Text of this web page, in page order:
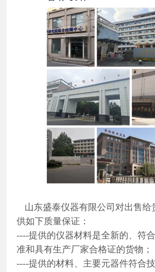
山东盛泰仪器有限公司对出售给
供如下质量保证：
----提供的仪器材料是全新的、符
准和具有生产厂家合格证的货物；
----提供的材料、主要元器件符合